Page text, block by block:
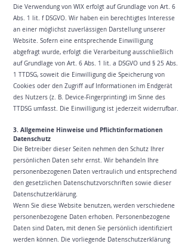
Die Verwendung von WIX erfolgt auf Grundlage von Art. 6
Abs. 1 lit. f DSGVO. Wir haben ein berechtigtes Interesse
an einer möglichst zuverlässigen Darstellung unserer
Website. Sofern eine entsprechende Einwilligung
abgefragt wurde, erfolgt die Verarbeitung ausschließlich
auf Grundlage von Art. 6 Abs. 1 lit. a DSGVO und § 25 Abs.
1 TTDSG, soweit die Einwilligung die Speicherung von
Cookies oder den Zugriff auf Informationen im Endgerät
des Nutzers (z. B. Device-Fingerprinting) im Sinne des
TTDSG umfasst. Die Einwilligung ist jederzeit widerrufbar.
3. Allgemeine Hinweise und Pflicht­informationen
Datenschutz
Die Betreiber dieser Seiten nehmen den Schutz Ihrer
persönlichen Daten sehr ernst. Wir behandeln Ihre
personenbezogenen Daten vertraulich und entsprechend
den gesetzlichen Datenschutzvorschriften sowie dieser
Datenschutzerklärung.
Wenn Sie diese Website benutzen, werden verschiedene
personenbezogene Daten erhoben. Personenbezogene
Daten sind Daten, mit denen Sie persönlich identifiziert
werden können. Die vorliegende Datenschutzerklärung